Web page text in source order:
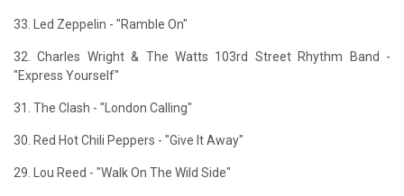
33. Led Zeppelin - "Ramble On"
32. Charles Wright & The Watts 103rd Street Rhythm Band -
"Express Yourself"
31. The Clash - "London Calling"
30. Red Hot Chili Peppers - "Give It Away"
29. Lou Reed - "Walk On The Wild Side"